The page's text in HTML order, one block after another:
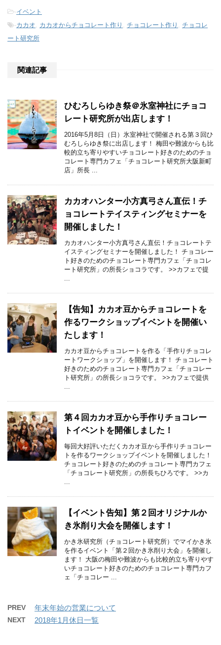
-イベント
-カカオ カカオからチョコレート作り チョコレート作り
チョコレ
ート研究所
関連記事
ひむろしらゆき祭＠氷室神社にチョコ
レート研究所が出店します！
2016年5月8日（日）氷室神社で開催される第３回ひ
むろしらゆき祭に出店します！ 梅田や難波からも比
較的立ち寄りやすいチョコレート好きのためのチョ
コレート専門カフェ「チョコレート研究所大阪新町
店」所長 ...
カカオハンター小方真弓さん直伝！チ
ョコレートテイスティングセミナーを
開催しました！
カカオハンター小方真弓さん直伝！チョコレートテ
イスティングセミナーを開催しました！ チョコレー
ト好きのためのチョコレート専門カフェ「チョコレ
ート研究所」の所長ショコラです。 >>カフェで提
【告知】カカオ豆からチョコレートを
作るワークショップイベントを開催い
たします！
カカオ豆からチョコレートを作る「手作りチョコレ
ートワークショップ」を開催します！ チョコレート
好きのためのチョコレート専門カフェ「チョコレー
ト研究所」の所長ショコラです。 >>カフェで提供
第４回カカオ豆から手作りチョコレー
トイベントを開催しました！
毎回大好評いただくカカオ豆から手作りチョコレー
トを作るワークショップイベントを開催しました！
チョコレート好きのためのチョコレート専門カフェ
「チョコレート研究所」の所長ちひろです。 >>カ
【イベント告知】第２回オリジナルか
き氷削り大会を開催します！
かき氷研究所（チョコレート研究所）でマイかき氷
を作るイベント「第２回かき氷削り大会」を開催し
ます！ 大阪の梅田や難波からも比較的立ち寄りやす
いチョコレート好きのためのチョコレート専門カフ
ェ「チョコレー ...
PREV 年末年始の営業について
NEXT 2018年1月休日一覧